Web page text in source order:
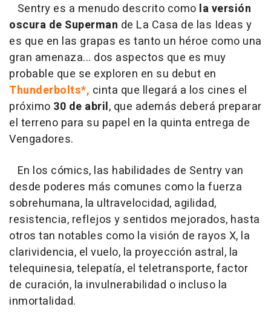
Sentry es a menudo descrito como la versión
oscura de Superman de La Casa de las Ideas y
es que en las grapas es tanto un héroe como una
gran amenaza... dos aspectos que es muy
probable que se exploren en su debut en
Thunderbolts*, cinta que llegará a los cines el
próximo 30 de abril, que además deberá preparar
el terreno para su papel en la quinta entrega de
Vengadores.
En los cómics, las habilidades de Sentry van
desde poderes más comunes como la fuerza
sobrehumana, la ultravelocidad, agilidad,
resistencia, reflejos y sentidos mejorados, hasta
otros tan notables como la visión de rayos X, la
clarividencia, el vuelo, la proyección astral, la
telequinesia, telepatía, el teletransporte, factor
de curación, la invulnerabilidad o incluso la
inmortalidad.